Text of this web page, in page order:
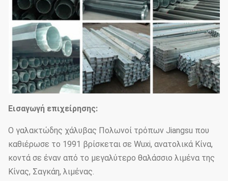
Εισαγωγή επιχείρησης:
Ο γαλακτώδης χάλυβας Πολωνοί τρόπων Jiangsu που
καθιέρωσε το 1991 βρίσκεται σε Wuxi, ανατολικά Κίνα,
κοντά σε έναν από το μεγαλύτερο θαλάσσιο λιμένα της
Κίνας, Σαγκάη, λιμένας.